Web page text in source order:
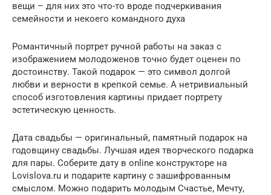
вещи – для них это что-то вроде подчеркивания
семейности и некоего командного духа
Романтичный портрет ручной работы на заказ с
изображением молодоженов точно будет оценен по
достоинству. Такой подарок — это символ долгой
любви и верности в крепкой семье. А нетривиальный
способ изготовления картины придает портрету
эстетическую ценность.
Дата свадьбы — оригинальный, памятный подарок на
годовщину свадьбы. Лучшая идея творческого подарка
для пары. Соберите дату в online конструкторе на
Lovislova.ru и подарите картину с зашифрованным
смыслом. Можно подарить молодым Счастье, Мечту,